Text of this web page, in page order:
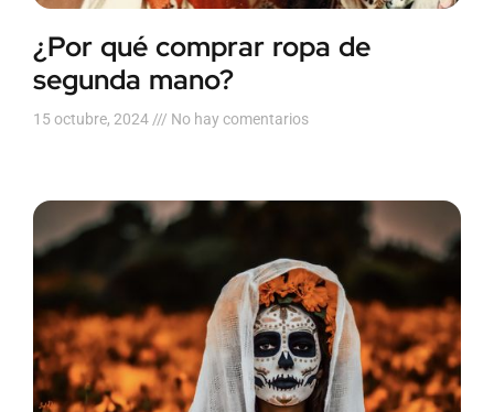
¿Por qué comprar ropa de
segunda mano?
15 octubre, 2024 No hay comentarios